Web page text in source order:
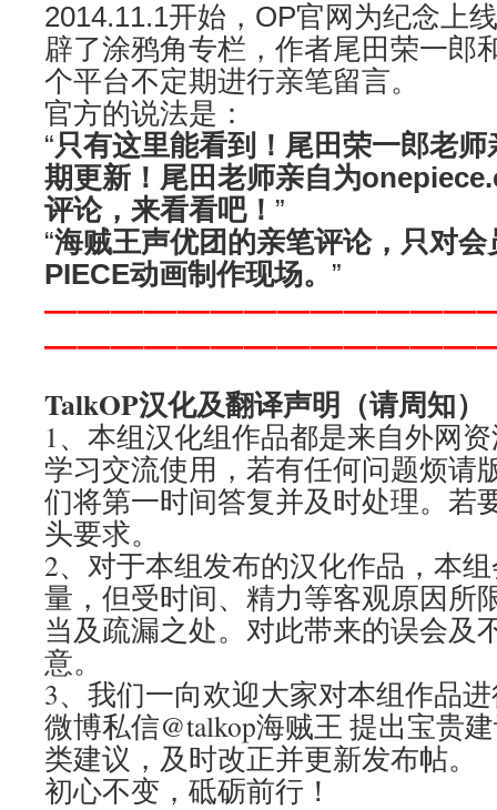
2014.11.1开始，OP官网为纪念上
辟了涂鸦角专栏，作者尾田荣一郎
个平台不定期进行亲笔留言。
官方的说法是：
“只有这里能看到！尾田荣一郎老
期更新！尾田老师亲自为
评论，来看看吧！ ”
“海贼王声优团的亲笔评论，只对会
PIECE动画制作现场。 ”
——————————————
TalkOP汉化及翻译声明（请周知）
1、本组汉化组作品都是来自外网
学习交流使用，若有任何问题烦请
们将第一时间答复并及时处理。若
头要求。
2、对于本组发布的汉化作品，本
量，但受时间、精力等客观原因所
当及疏漏之处。对此带来的误会及
意。
3、我们一向欢迎大家对本组作品
微博私信@talkop海贼王 提出宝贵
类建议，及时改正并更新发布帖。
初心不变，砥砺前行！